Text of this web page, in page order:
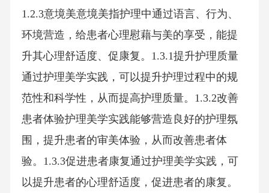
1.2.3意境美意境美指护理中通过语言、行为、
环境营造，给患者心理慰藉与美的享受，能提
升其心理舒适度、促康复。1.3.1提升护理质量
通过护理美学实践，可以提升护理过程中的规
范性和科学性，从而提高护理质量。1.3.2改善
患者体验护理美学实践能够营造良好的护理氛
围，提升患者的审美体验，从而改善患者体
验。1.3.3促进患者康复通过护理美学实践，可
以提升患者的心理舒适度，促进患者的康复。